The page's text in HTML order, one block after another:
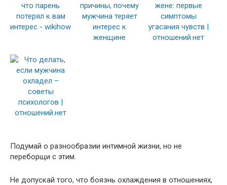
Подумай о разнообразии интимной жизни, но не
переборщи с этим.
Не допускай того, что боязнь охлаждения в отношениях,